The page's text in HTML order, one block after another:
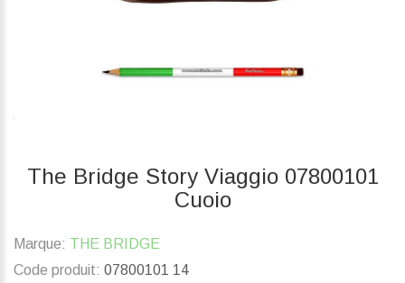
The Bridge Story Viaggio 07800101
Cuoio
Marque: THE BRIDGE
Code produit: 07800101 14